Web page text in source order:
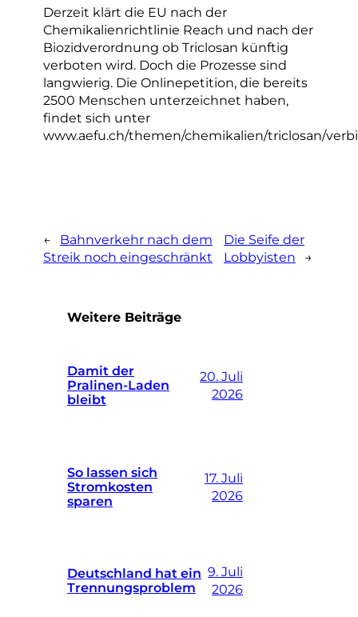
Derzeit klärt die EU nach der
Chemikalienrichtlinie Reach und nach der
Biozidverordnung ob Triclosan künftig
verboten wird. Doch die Prozesse sind
langwierig. Die Onlinepetition, die bereits
2500 Menschen unterzeichnet haben,
findet sich unter
www.aefu.ch/themen/chemikalien/triclosan/
←
Bahnverkehr nach dem
Streik noch eingeschränkt
Die Seife der
Lobbyisten
→
Weitere Beiträge
Damit der
Pralinen-Laden
bleibt
20. Juli
2026
So lassen sich
Stromkosten
sparen
17. Juli
2026
Deutschland hat ein
Trennungsproblem
9. Juli
2026